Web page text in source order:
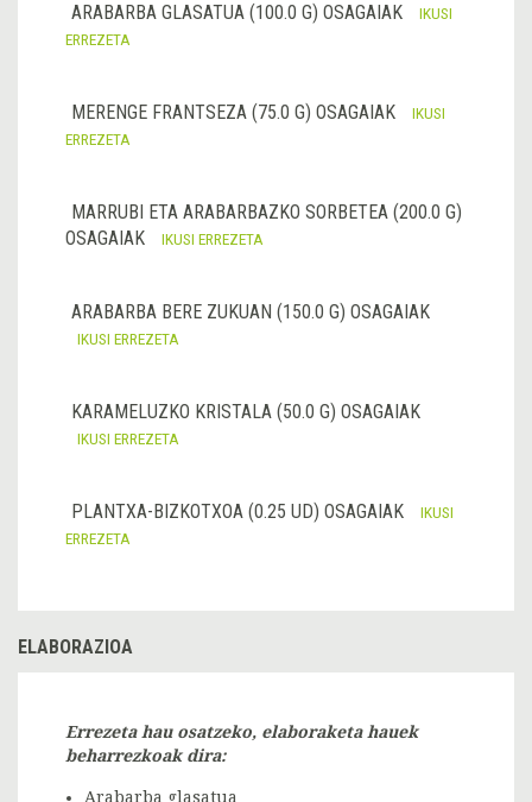
ARABARBA GLASATUA (100.0 G) OSAGAIAK
IKUSI
ERREZETA
MERENGE FRANTSEZA (75.0 G) OSAGAIAK
IKUSI
ERREZETA
MARRUBI ETA ARABARBAZKO SORBETEA (200.0 G)
OSAGAIAK
IKUSI ERREZETA
ARABARBA BERE ZUKUAN (150.0 G) OSAGAIAK
IKUSI ERREZETA
KARAMELUZKO KRISTALA (50.0 G) OSAGAIAK
IKUSI ERREZETA
PLANTXA-BIZKOTXOA (0.25 UD) OSAGAIAK
IKUSI
ERREZETA
ELABORAZIOA
Errezeta hau osatzeko, elaboraketa hauek
beharrezkoak dira:
Arabarba glasatua